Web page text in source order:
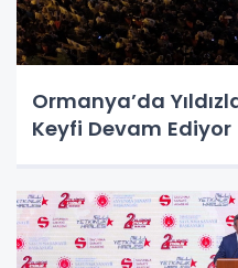
Ormanya’da
Keyfi Devam Ediyor